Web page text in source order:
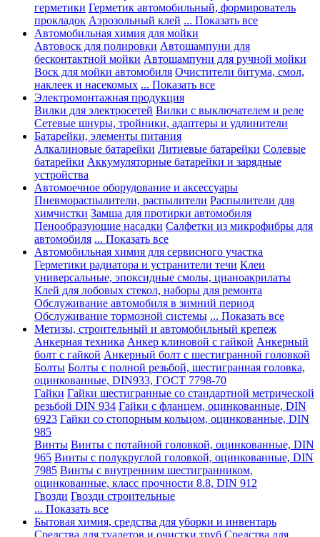
герметики Герметик автомобильный, формирователь
прокладок Аэрозольный клей ... Показать все
Автомобильная химия для мойки
Автовоск для полировки Автошампуни для
бесконтактной мойки Автошампуни для ручной мойки
Воск для мойки автомобиля Очистители битума, смол,
наклеек и насекомых ... Показать все
Электромонтажная продукция
Вилки для электросетей Вилки с выключателем и реле
Сетевые шнуры, тройники, адаптеры и удлинители
Батарейки, элементы питания
Алкалиновые батарейки Литиевые батарейки Солевые
батарейки Аккумуляторные батарейки и зарядные
устройства
Автомоечное оборудование и аксессуары
Пневмораспылители, распылители Распылители для
химчистки Замша для протирки автомобиля
Пенообразующие насадки Салфетки из микрофибры для
автомобиля ... Показать все
Автомобильная химия для сервисного участка
Герметики радиатора и устранители течи Клеи
универсальные, эпоксидные смолы, цианоакрилаты
Клей для лобовых стекол, наборы для ремонта
Обслуживание автомобиля в зимний период
Обслуживание тормозной системы ... Показать все
Метизы, строительный и автомобильный крепеж
Анкерная техника Анкер клиновой с гайкой Анкерный
болт с гайкой Анкерный болт с шестигранной головкой
Болты Болты с полной резьбой, шестигранная головка,
оцинкованные, DIN933, ГОСТ 7798-70
Гайки Гайки шестигранные со стандартной метрической
резьбой DIN 934 Гайки с фланцем, оцинкованные, DIN
6923 Гайки со стопорным кольцом, оцинкованные, DIN
985
Винты Винты с потайной головкой, оцинкованные, DIN
965 Винты с полукруглой головкой, оцинкованные, DIN
7985 Винты с внутренним шестигранником,
оцинкованные, класс прочности 8.8, DIN 912
Гвозди Гвозди строительные
... Показать все
Бытовая химия, средства для уборки и инвентарь
Средства для туалетов и очистки труб Средства для